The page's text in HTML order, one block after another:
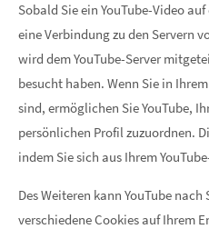
Sobald Sie ein YouTube-Video
eine Verbindung zu den Servern
wird dem YouTube-Server
besucht haben. Wenn Sie in
sind, ermöglichen Sie YouTube,
persönlichen Profil zuzuordnen.
indem Sie sich aus Ihrem
Des Weiteren kann YouTube
verschiedene Cookies auf Ihrem